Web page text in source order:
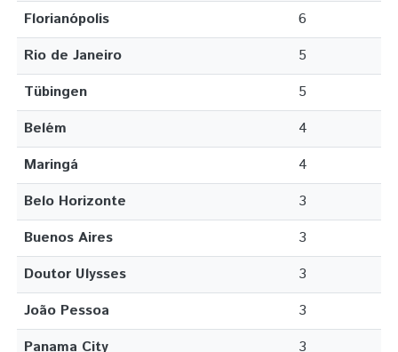
Florianópolis
6
Rio de Janeiro
5
Tübingen
5
Belém
4
Maringá
4
Belo Horizonte
3
Buenos Aires
3
Doutor Ulysses
3
João Pessoa
3
Panama City
3